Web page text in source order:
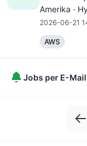
Amerika ·
2026-06-21
AWS
Jobs per E-